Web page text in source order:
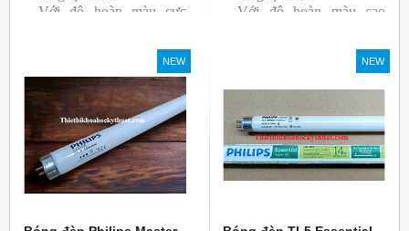
Với độ hoàn màu cực
Sản phẩm được sản xuất
bởi hãng Philips, xuất xứ
Ba lan
Với độ hoàn màu cao
Sản phẩm được sản xuất
NEW NEW